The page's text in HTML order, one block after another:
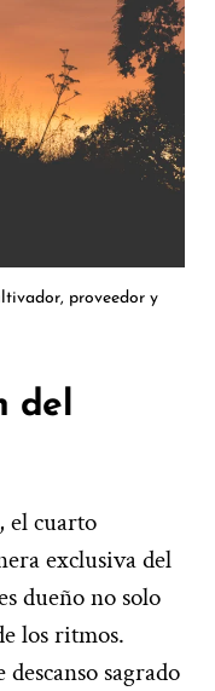
proveedor y
del
el cuarto
exclusiva del
dueño no solo
los ritmos.
sagrado